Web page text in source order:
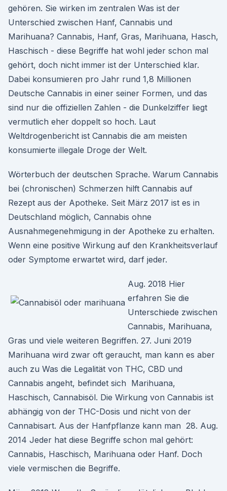
gehören. Sie wirken im zentralen Was ist der
Unterschied zwischen Hanf, Cannabis und
Marihuana? Cannabis, Hanf, Gras, Marihuana, Hasch,
Haschisch - diese Begriffe hat wohl jeder schon mal
gehört, doch nicht immer ist der Unterschied klar.
Dabei konsumieren pro Jahr rund 1,8 Millionen
Deutsche Cannabis in einer seiner Formen, und das
sind nur die offiziellen Zahlen - die Dunkelziffer liegt
vermutlich eher doppelt so hoch. Laut
Weltdrogenbericht ist Cannabis die am meisten
konsumierte illegale Droge der Welt.
Wörterbuch der deutschen Sprache. Warum Cannabis
bei (chronischen) Schmerzen hilft Cannabis auf
Rezept aus der Apotheke. Seit März 2017 ist es in
Deutschland möglich, Cannabis ohne
Ausnahmegenehmigung in der Apotheke zu erhalten.
Wenn eine positive Wirkung auf den Krankheitsverlauf
oder Symptome erwartet wird, darf jeder.
Aug. 2018 Hier
erfahren Sie die
Unterschiede zwischen
Cannabis, Marihuana,
Gras und viele weiteren Begriffen. 27. Juni 2019
Marihuana wird zwar oft geraucht, man kann es aber
auch zu Was die Legalität von THC, CBD und
Cannabis angeht, befindet sich Marihuana,
Haschisch, Cannabisöl. Die Wirkung von Cannabis ist
abhängig von der THC-Dosis und nicht von der
Cannabisart. Aus der Hanfpflanze kann man 28. Aug.
2014 Jeder hat diese Begriffe schon mal gehört:
Cannabis, Haschisch, Marihuana oder Hanf. Doch
viele vermischen die Begriffe.